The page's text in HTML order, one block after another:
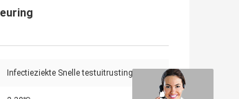
Infectieziekte Snelle testuitrusting